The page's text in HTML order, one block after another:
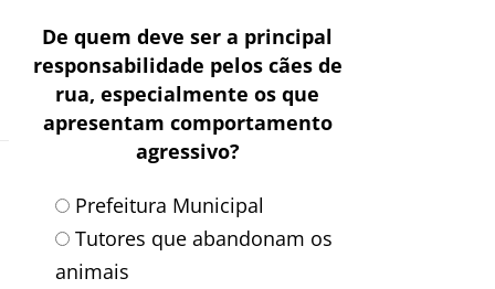
De quem deve ser a principal
responsabilidade pelos cães de
rua, especialmente os que
apresentam comportamento
agressivo?
Prefeitura Municipal
Tutores que abandonam os
animais